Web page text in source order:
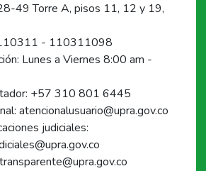
49 Torre A, pisos 11, 12 y 19,
- 110311098
Lunes a Viernes 8:00 am -
+57 310 801 6445
atencionalusuario@upra.gov.co
judiciales: